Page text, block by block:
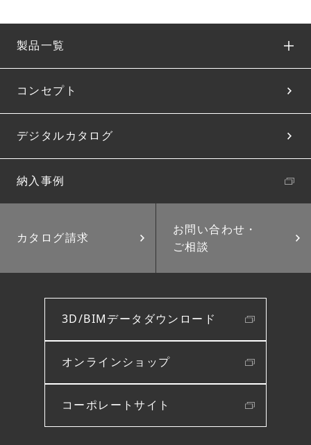
製品一覧
コンセプト
デジタルカタログ
納入事例
カタログ請求
お問い合わせ・
ご相談
3D/BIMデータダウンロード
オンラインショップ
コーポレートサイト